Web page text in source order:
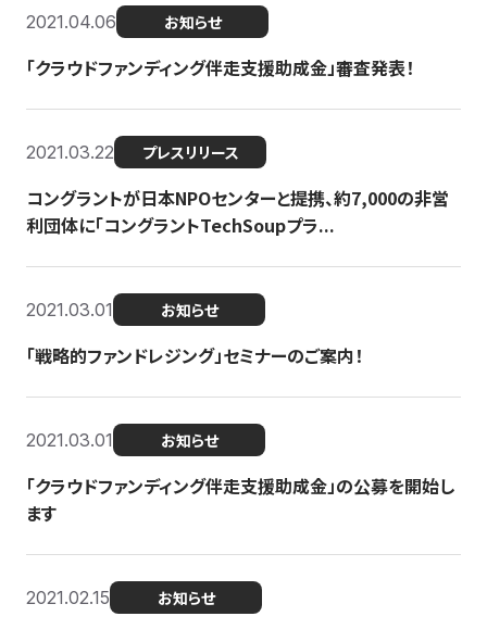
2021.04.06 お知らせ
「クラウドファンディング伴走支援助成金」審査発表！
2021.03.22 プレスリリース
コングラントが日本NPOセンターと提携、約7,000の非営
利団体に「コングラントTechSoupプラ...
2021.03.01 お知らせ
「戦略的ファンドレジング」セミナーのご案内！
2021.03.01 お知らせ
「クラウドファンディング伴走支援助成金」の公募を開始し
ます
2021.02.15 お知らせ